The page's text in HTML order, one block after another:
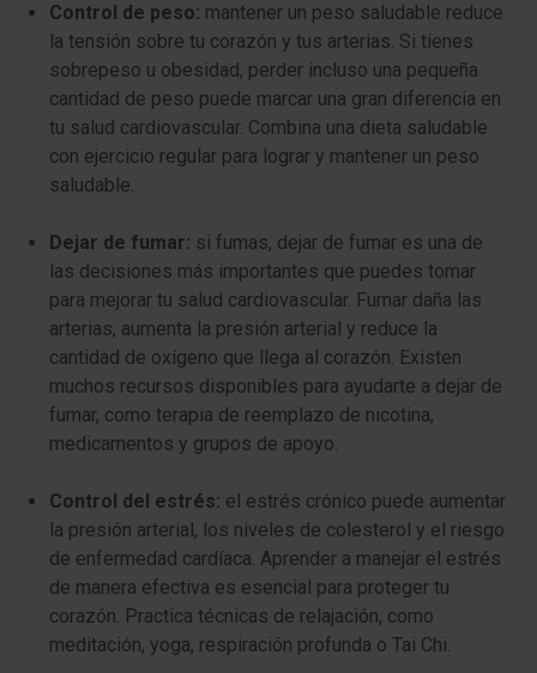
Control de peso: mantener un peso saludable reduce
la tensión sobre tu corazón y tus arterias. Si tienes
sobrepeso u obesidad, perder incluso una pequeña
cantidad de peso puede marcar una gran diferencia en
tu salud cardiovascular. Combina una dieta saludable
con ejercicio regular para lograr y mantener un peso
saludable.
Dejar de fumar: si fumas, dejar de fumar es una de
las decisiones más importantes que puedes tomar
para mejorar tu salud cardiovascular. Fumar daña las
arterias, aumenta la presión arterial y reduce la
cantidad de oxígeno que llega al corazón. Existen
muchos recursos disponibles para ayudarte a dejar de
fumar, como terapia de reemplazo de nicotina,
medicamentos y grupos de apoyo.
Control del estrés: el estrés crónico puede aumentar
la presión arterial, los niveles de colesterol y el riesgo
de enfermedad cardíaca. Aprender a manejar el estrés
de manera efectiva es esencial para proteger tu
corazón. Practica técnicas de relajación, como
meditación, yoga, respiración profunda o Tai Chi.